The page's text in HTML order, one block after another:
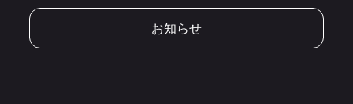
お知らせ